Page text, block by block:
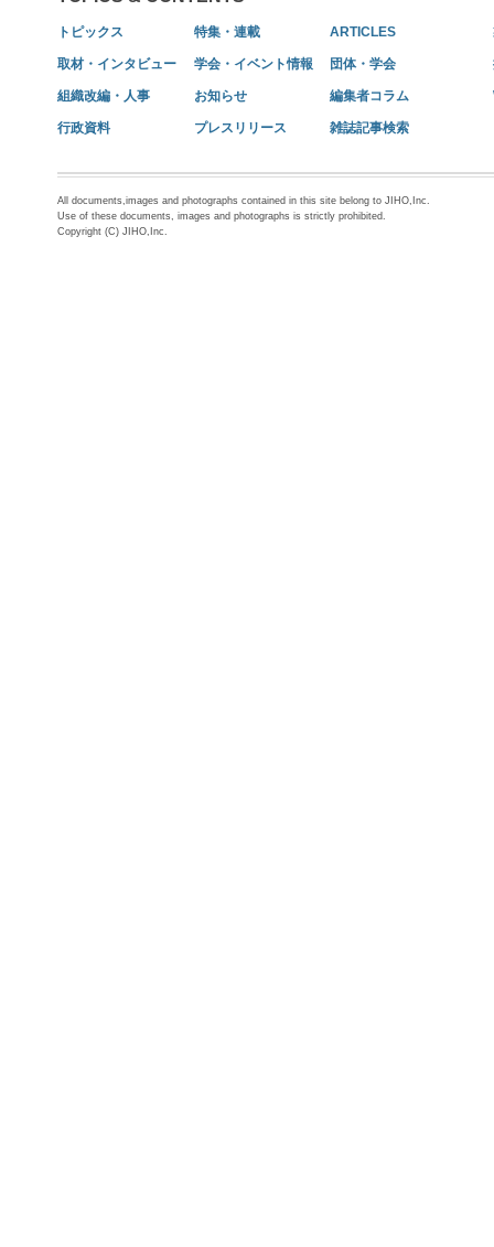
トピックス 特集・連載 ARTICLES
取材・インタビュー 学会・イベント情報 団体・学会
組織改編・人事 お知らせ 編集者コラム
行政資料 プレスリリース 雑誌記事検索
All documents,images and photographs contained in this site belong to JIHO,Inc.
Use of these documents, images and photographs is strictly prohibited.
Copyright (C) JIHO,Inc.